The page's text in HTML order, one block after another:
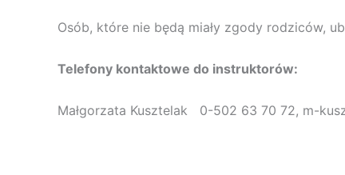
Osób, które nie będą miały zgody rodziców,
Telefony kontaktowe do instruktorów:
Małgorzata Kusztelak 0-502 63 70 72, m-